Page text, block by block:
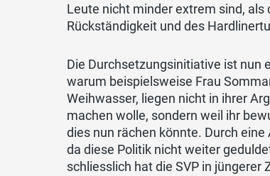
Leute nicht minder extrem sind,
Rückständigkeit und des
Die Durchsetzungsinitiative ist nun
warum beispielsweise Frau
Weihwasser, liegen nicht in ihrer
machen wolle, sondern weil ihr
dies nun rächen könnte. Durch
da diese Politik nicht weiter
schliesslich hat die SVP in